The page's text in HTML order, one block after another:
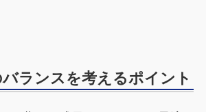
ランスを考えるポイント